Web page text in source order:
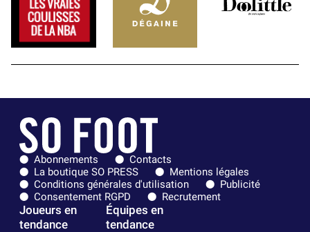
Abonnements
Contacts
La boutique SO PRESS
Mentions légales
Conditions générales d'utilisation
Publicité
Consentement RGPD
Recrutement
Joueurs en
tendance
Équipes en
tendance